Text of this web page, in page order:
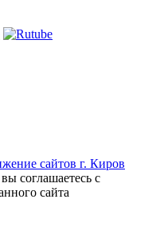
соглашаетесь с
сайта